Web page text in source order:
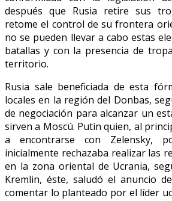
después que Rusia retire sus
retome el control de su frontera
no se pueden llevar a cabo estas
batallas y con la presencia de
territorio.
Rusia sale beneficiada de esta
locales en la región del Donbas,
de negociación para alcanzar un
sirven a Moscú. Putin quien, al
a encontrarse con Zelensky,
inicialmente rechazaba realizar las
en la zona oriental de Ucrania,
Kremlin, éste, saludó el anuncio
comentar lo planteado por el líder